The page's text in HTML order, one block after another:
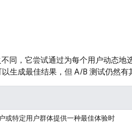
同，它尝试通过为每个用户动态地
生成最佳结果，但 A/B 测试仍然有
或特定用户群体提供一种最佳体验时